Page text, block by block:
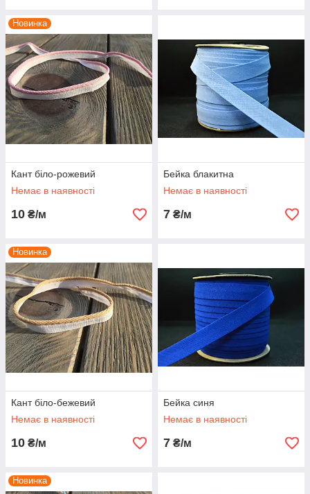
Новинка
Кант біло-рожевий
Немає в наявності
10 ₴/м
Бейка блакитна
Немає в наявності
7 ₴/м
Новинка
Кант біло-бежевий
Немає в наявності
10 ₴/м
Бейка синя
Немає в наявності
7 ₴/м
Новинка